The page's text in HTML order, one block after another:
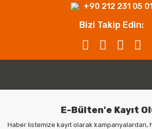
+90 212 231 05
Bizi Takip Edin:
E-Bülten'e Kayıt
Haber listemize kayıt olarak kampanyalardan,